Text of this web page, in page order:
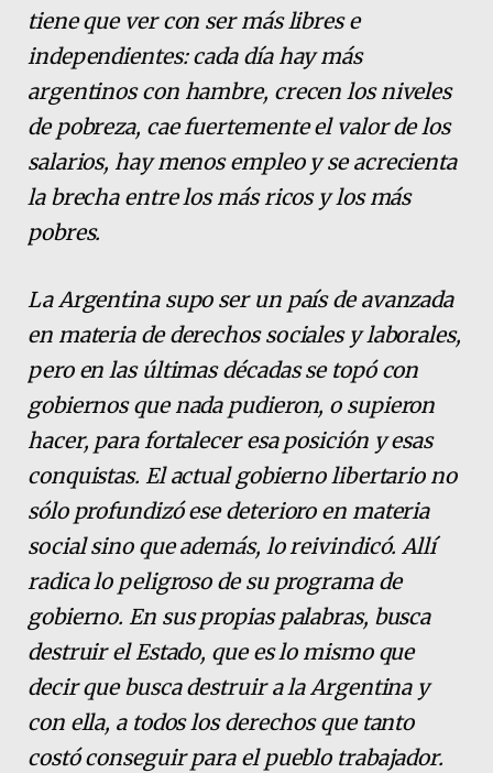
tiene que ver con ser más libres e
independientes: cada día hay más
argentinos con hambre, crecen los niveles
de pobreza, cae fuertemente el valor de los
salarios, hay menos empleo y se acrecienta
la brecha entre los más ricos y los más
pobres.
La Argentina supo ser un país de avanzada
en materia de derechos sociales y laborales,
pero en las últimas décadas se topó con
gobiernos que nada pudieron, o supieron
hacer, para fortalecer esa posición y esas
conquistas. El actual gobierno libertario no
sólo profundizó ese deterioro en materia
social sino que además, lo reivindicó. Allí
radica lo peligroso de su programa de
gobierno. En sus propias palabras, busca
destruir el Estado, que es lo mismo que
decir que busca destruir a la Argentina y
con ella, a todos los derechos que tanto
costó conseguir para el pueblo trabajador.